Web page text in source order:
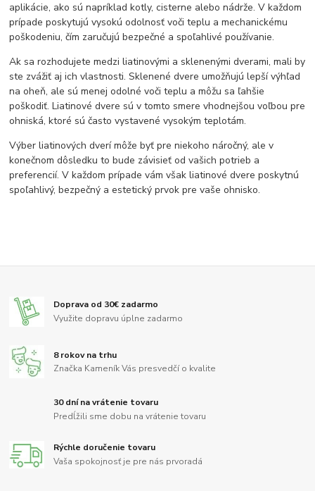
aplikácie, ako sú napríklad kotly, cisterne alebo nádrže. V každom
prípade poskytujú vysokú odolnosť voči teplu a mechanickému
poškodeniu, čím zaručujú bezpečné a spoľahlivé používanie.
Ak sa rozhodujete medzi liatinovými a sklenenými dverami, mali by
ste zvážiť aj ich vlastnosti. Sklenené dvere umožňujú lepší výhľad
na oheň, ale sú menej odolné voči teplu a môžu sa ľahšie
poškodiť. Liatinové dvere sú v tomto smere vhodnejšou voľbou pre
ohniská, ktoré sú často vystavené vysokým teplotám.
Výber liatinových dverí môže byť pre niekoho náročný, ale v
konečnom dôsledku to bude závisieť od vašich potrieb a
preferencií. V každom prípade vám však liatinové dvere poskytnú
spoľahlivý, bezpečný a estetický prvok pre vaše ohnisko.
Doprava od 30€ zadarmo
Využite dopravu úplne zadarmo
8 rokov na trhu
Značka Kameník Vás presvedčí o kvalite
30 dní na vrátenie tovaru
Predĺžili sme dobu na vrátenie tovaru
Rýchle doručenie tovaru
Vaša spokojnosť je pre nás prvoradá